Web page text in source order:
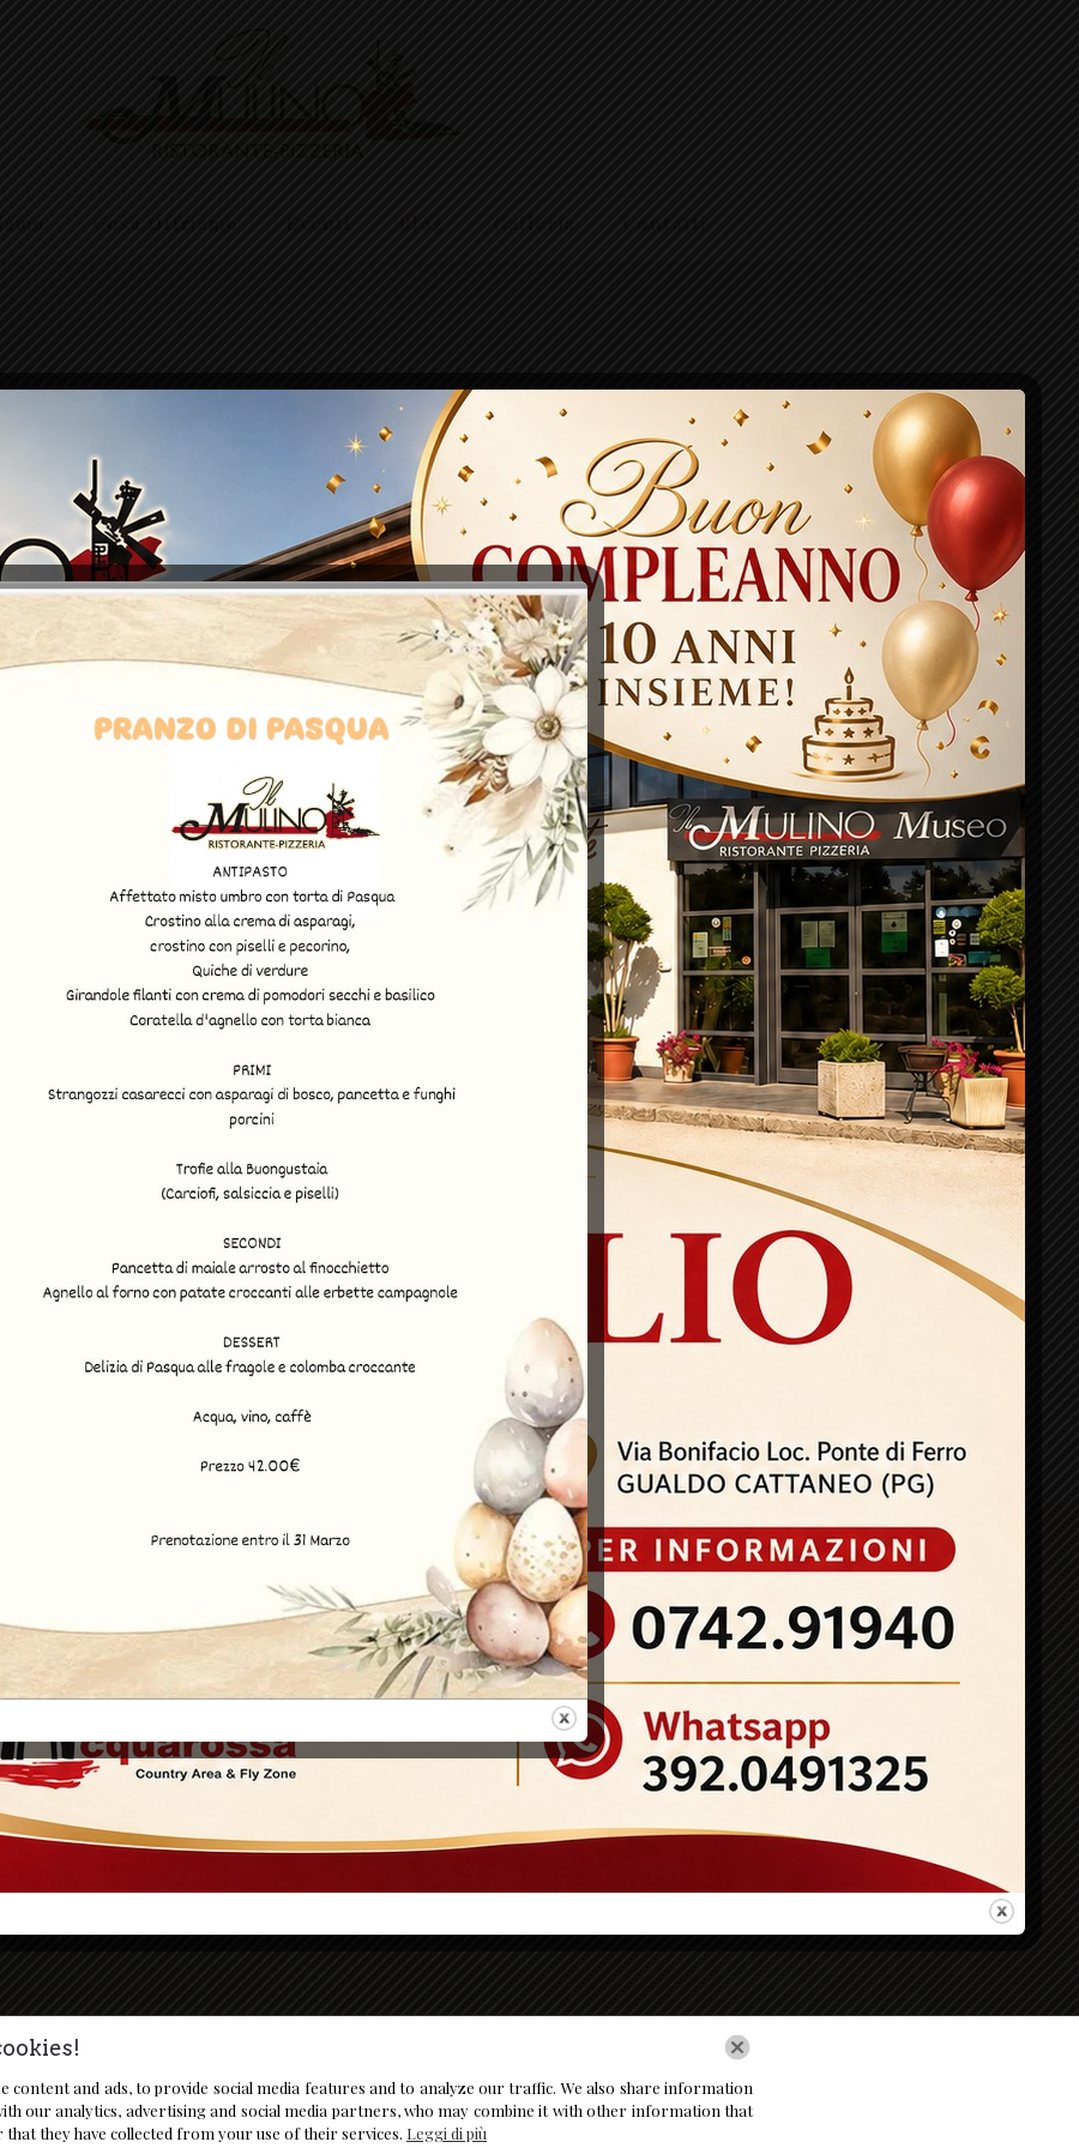
Cosa Offriamo Eventi Blog Galleria Contatti
Pasta e dolci fatti in casa
A conferire un sapore migliore sotto ogni aspetto ai dolci serviti presso il
ristorante pizzeria Il Mulino è il fatto che questi vengono scrupolosamente
Questo significa, di conseguenza, che ogni singolo tipo di dolce che potrà essere
gustato rappresenta un'esclusiva dello stesso locale.
La fase di preparazione dei diversi dolci verrà caratterizzata dal rispetto totale di ogni
singolo tipo di passaggio previsto dalla ricetta originale umbra. Ciò significa quindi che
ogni tipo di dolce permetterà ai clienti di vivere un'esperienza esclusiva ed unica, dato
che questi saranno caratterizzati da un sapore deciso e piacevole.
Ma anche la pasta che viene servita come primo piatto viene sottoposta allo stesso tipo
di procedimento, ovvero sarà possibile gustare una pasta artigianale frutto
dell'attento modo di procedere dello stesso staff che compone questa impresa, il
quale permetterà ai clienti di poter rimanere ampiamente soddisfatti del risultato
finale che andranno a conseguire mentre assaporano le diverse preparazioni che
vengono create con cura e precisione.
Pertanto un cliente potrà assaporare degli ottimi piatti realizzati con cura nel dettaglio
e soprattutto accompagnati da gusti unici.
Prenota Adesso
e funghi porcini
e dolci fatti in casa
della tradizione culinaria
particolarmente tradizionali
Link Utili
Informativa Trattamento Dati Personali
Cookie Policy
Indirizzo & Contatti
Via Bonifacio, 06035
Gualdo Cattaneo (PG)
Italia
Tel: (+39)3920491325
Tel: (+39) 074291940
Tel: (+39) 0742436548
Email:ilmulinodifausto.m@libero.it
content and ads, to provide social media features and to analyze our traffic. We also share information
our analytics, advertising and social media partners, who may combine it with other information that
they have collected from your use of their services. Leggi di più